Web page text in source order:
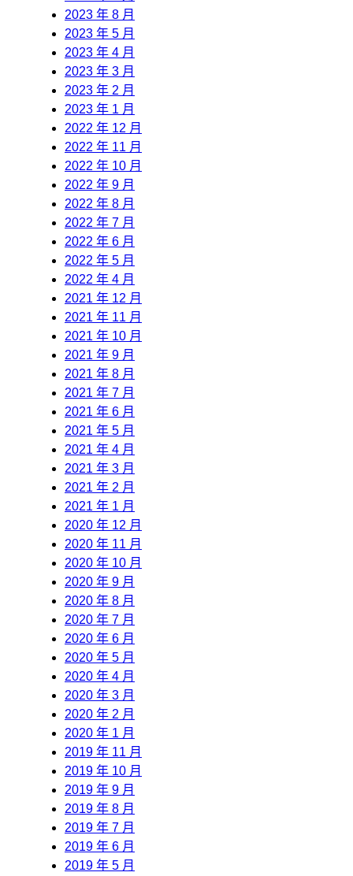
2023 年 8 月
2023 年 5 月
2023 年 4 月
2023 年 3 月
2023 年 2 月
2023 年 1 月
2022 年 12 月
2022 年 11 月
2022 年 10 月
2022 年 9 月
2022 年 8 月
2022 年 7 月
2022 年 6 月
2022 年 5 月
2022 年 4 月
2021 年 12 月
2021 年 11 月
2021 年 10 月
2021 年 9 月
2021 年 8 月
2021 年 7 月
2021 年 6 月
2021 年 5 月
2021 年 4 月
2021 年 3 月
2021 年 2 月
2021 年 1 月
2020 年 12 月
2020 年 11 月
2020 年 10 月
2020 年 9 月
2020 年 8 月
2020 年 7 月
2020 年 6 月
2020 年 5 月
2020 年 4 月
2020 年 3 月
2020 年 2 月
2020 年 1 月
2019 年 11 月
2019 年 10 月
2019 年 9 月
2019 年 8 月
2019 年 7 月
2019 年 6 月
2019 年 5 月